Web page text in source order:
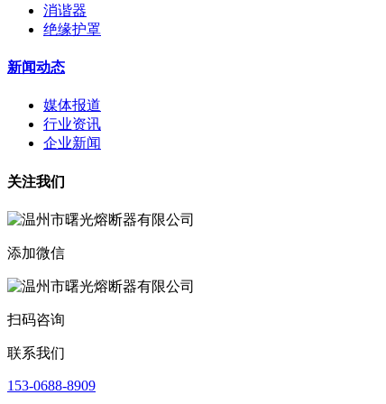
消谐器
绝缘护罩
新闻动态
媒体报道
行业资讯
企业新闻
关注我们
添加微信
扫码咨询
联系我们
153-0688-8909